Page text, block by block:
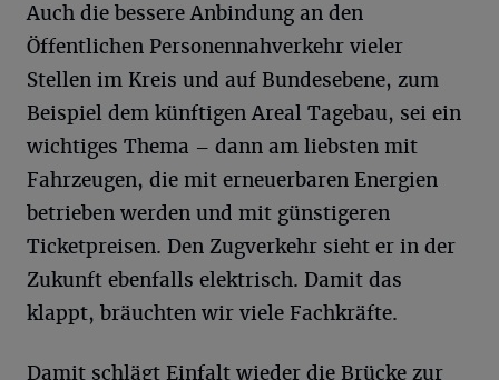
Auch die bessere Anbindung an den
Öffentlichen Personennahverkehr vieler
Stellen im Kreis und auf Bundesebene, zum
Beispiel dem künftigen Areal Tagebau, sei ein
wichtiges Thema – dann am liebsten mit
Fahrzeugen, die mit erneuerbaren Energien
betrieben werden und mit günstigeren
Ticketpreisen. Den Zugverkehr sieht er in der
Zukunft ebenfalls elektrisch. Damit das
klappt, bräuchten wir viele Fachkräfte.
Damit schlägt Einfalt wieder die Brücke zur